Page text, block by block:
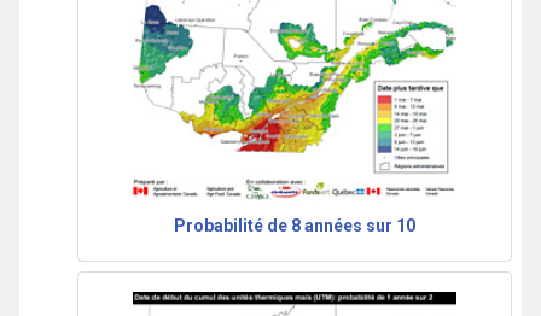
Probabilité de 8 années sur 10